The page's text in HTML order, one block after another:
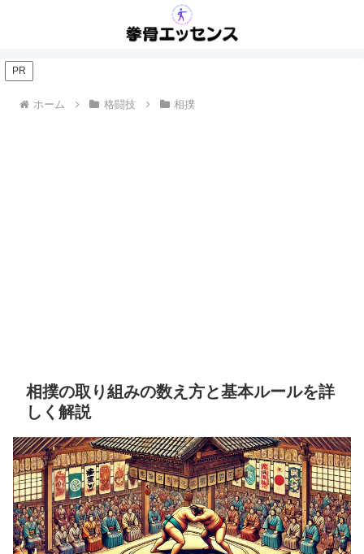
PR
ホーム 格闘技 相撲
相撲の取り組みの数え方と基本ルールを詳
しく解説